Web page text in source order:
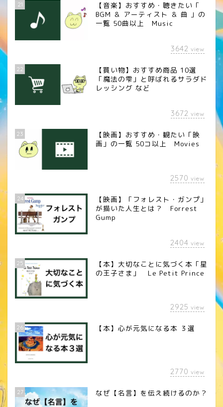
21
【音楽】おすすめ・聴きたい「
BGM ＆ アーティスト ＆ 曲 」の
一覧 50曲以上 Music
3642 view
22
【買い物】おすすめ商品 10選
「魔法の雫」と呼ばれるサラダド
レッシング など
3672 view
23
【映画】おすすめ・観たい「映
画」の一覧 50コ以上 Movies
2570 view
24
【映画】「フォレスト・ガンプ」
が描いた人生とは？ Forrest
Gump
2404 view
25
【本】大切なことに気づく本「星
の王子さま」 Le Petit Prince
2925 view
26 【本】心が元気になる本 ３選
2770 view
27 なぜ【名言】を伝え続けるのか？